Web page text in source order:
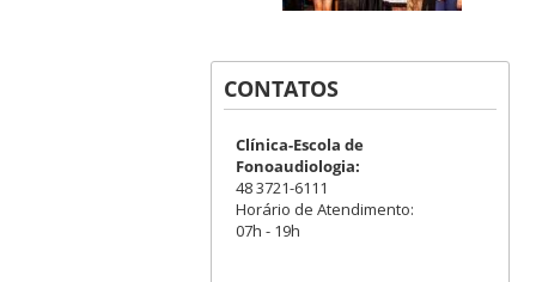
CONTATOS
Clínica-Escola de
Fonoaudiologia:
48 3721-6111
Horário de Atendimento:
07h - 19h